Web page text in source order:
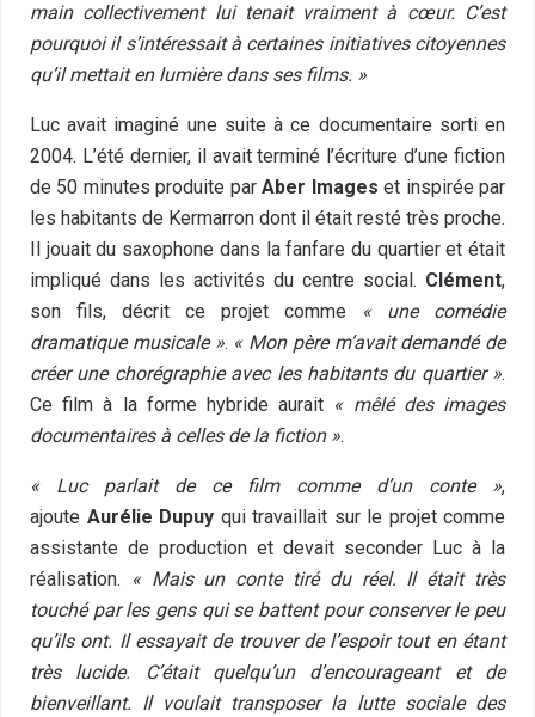
main collectivement lui tenait vraiment à cœur. C’est
pourquoi il s’intéressait à certaines initiatives citoyennes
qu’il mettait en lumière dans ses films. »
Luc avait imaginé une suite à ce documentaire sorti en
2004. L’été dernier, il avait terminé l’écriture d’une fiction
de 50 minutes produite parAber Images et inspirée par
les habitants de Kermarron dont il était resté très proche.
Il jouait du saxophone dans la fanfare du quartier et était
impliqué dans les activités du centre social. Clément,
son fils, décrit ce projet comme « une comédie
dramatique musicale ». « Mon père m’avait demandé de
créer une chorégraphie avec les habitants du quartier ».
Ce film à la forme hybride aurait « mêlé des images
documentaires à celles de la fiction ».
« Luc parlait de ce film comme d’un conte »,
ajoute Aurélie Dupuy qui travaillait sur le projet comme
assistante de production et devait seconder Luc à la
réalisation.
« Mais un conte tiré du réel. Il était très
touché par les gens qui se battent pour conserver le peu
qu’ils ont. Il essayait de trouver de l’espoir tout en étant
très lucide. C’était quelqu’un d’encourageant et de
bienveillant. Il voulait transposer la lutte sociale des